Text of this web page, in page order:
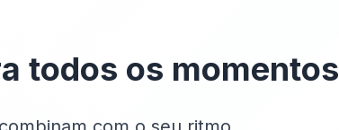
todos os momentos